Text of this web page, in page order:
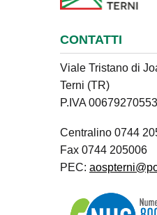
CONTATTI
Viale Tristano di
Terni (TR)
P.IVA 00679270553
Centralino 0744
Fax 0744 205006
PEC: